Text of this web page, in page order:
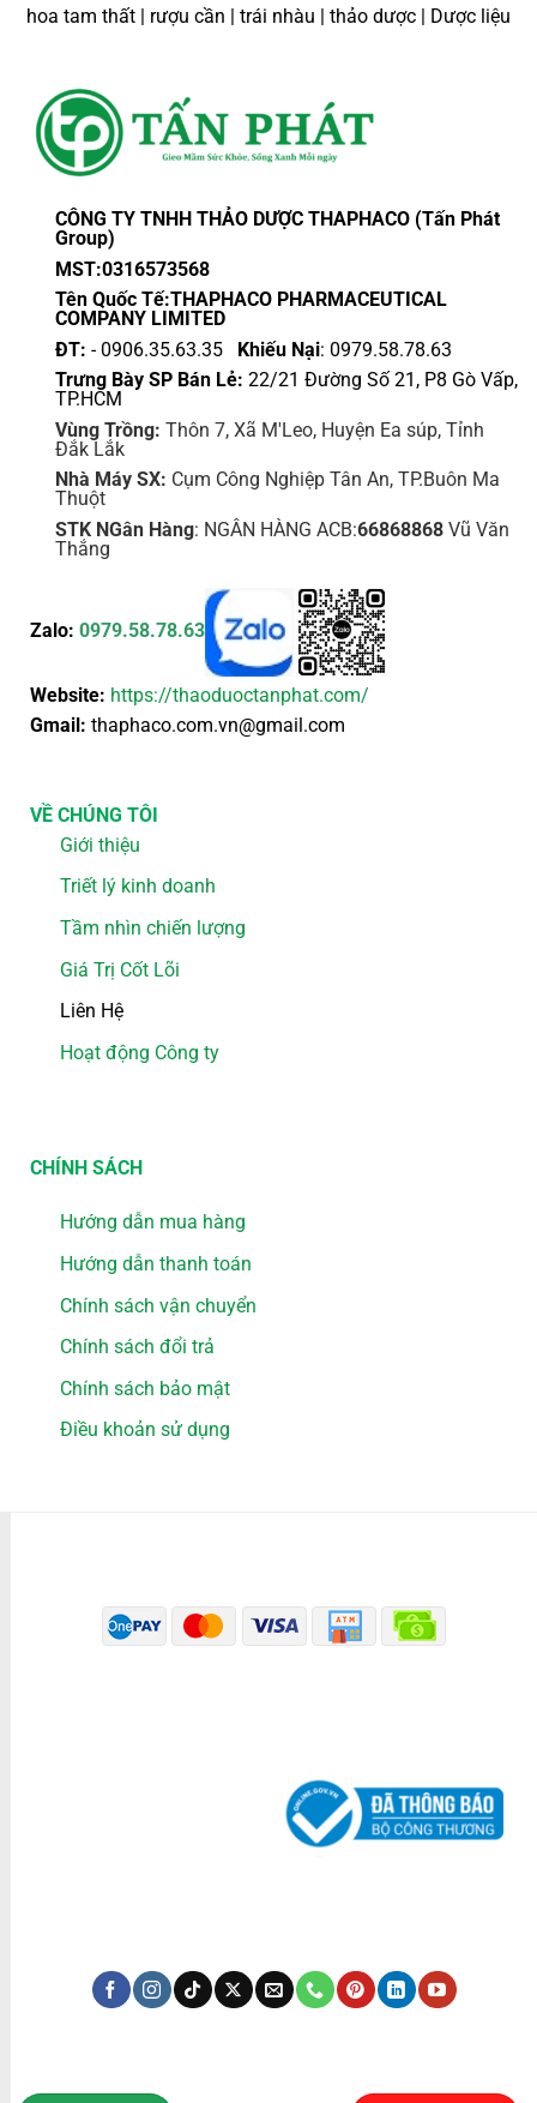
hoa tam thất | rượu cần | trái nhàu | thảo dược | Dược liệu
CÔNG TY TNHH THẢO DƯỢC THAPHACO (Tấn Phát
Group)
MST:0316573568
Tên Quốc Tế:THAPHACO PHARMACEUTICAL
COMPANY LIMITED
ĐT: - 0906.35.63.35 Khiếu Nại: 0979.58.78.63
Trưng Bày SP Bán Lẻ: 22/21 Đường Số 21, P8 Gò Vấp,
TP.HCM
Vùng Trồng: Thôn 7, Xã M'Leo, Huyện Ea súp, Tỉnh
Đắk Lắk
Nhà Máy SX: Cụm Công Nghiệp Tân An, TP.Buôn Ma
Thuột
STK NGân Hàng: NGÂN HÀNG ACB:66868868Vũ Văn
Thắng
Zalo: 0979.58.78.63
Website: https://thaoduoctanphat.com/
Gmail: thaphaco.com.vn@gmail.com
VỀ CHÚNG TÔI
Giới thiệu
Triết lý kinh doanh
Tầm nhìn chiến lượng
Giá Trị Cốt Lõi
Liên Hệ
Hoạt động Công ty
CHÍNH SÁCH
Hướng dẫn mua hàng
Hướng dẫn thanh toán
Chính sách vận chuyển
Chính sách đổi trả
Chính sách bảo mật
Điều khoản sử dụng